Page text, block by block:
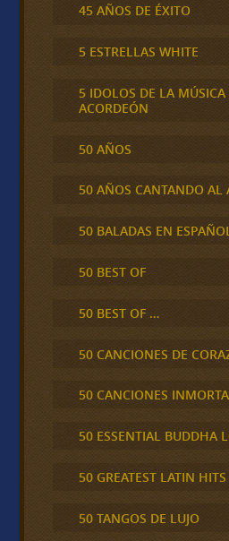
45 AÑOS DE ÉXITO
5 ESTRELLAS WHITE
5 IDOLOS DE LA
ACORDEÓN
50 AÑOS
50 AÑOS CANTANDO AL
50 BALADAS EN
50 BEST OF
50 BEST OF …
50 CANCIONES DE
50 CANCIONES
50 ESSENTIAL BUDDHA
50 GREATEST LATIN HITS
50 TANGOS DE LUJO